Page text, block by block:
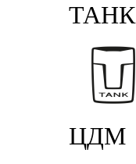
ТАНК
ЦДМ